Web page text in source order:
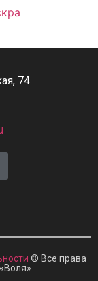
74
© Все права
«Воля»